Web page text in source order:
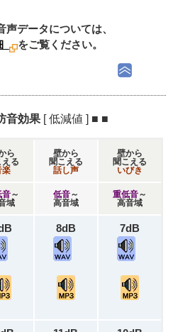
声データについては、
をご覧ください。
音効果 [ 低減値 ] ■ ■
ら
える
楽
壁から
聞こえる
話し声
壁から
聞こえる
いびき
音～
域
低音～
高音域
重低音～
高音域
8dB 7dB